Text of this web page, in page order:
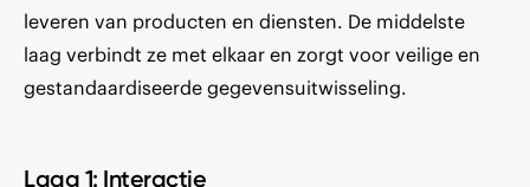
leveren van producten en diensten. De middelste
laag verbindt ze met elkaar en zorgt voor veilige en
gestandaardiseerde gegevensuitwisseling.
Laag 1: Interactie